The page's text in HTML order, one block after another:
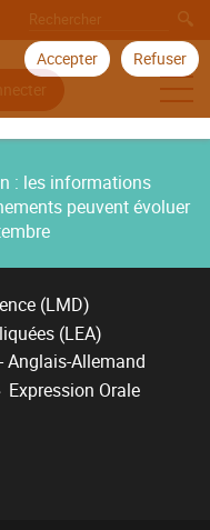
Accepter Refuser
: les informations
peuvent évoluer
(LMD)
(LEA)
Anglais-Allemand
Expression Orale